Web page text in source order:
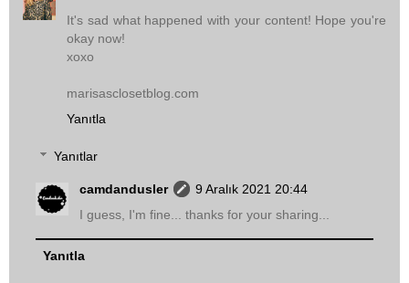
It's sad what happened with your content! Hope you're
okay now!
xoxo
marisasclosetblog.com
Yanıtla
Yanıtlar
camdandusler
9 Aralık 2021 20:44
I guess, I'm fine... thanks for your sharing...
Yanıtla